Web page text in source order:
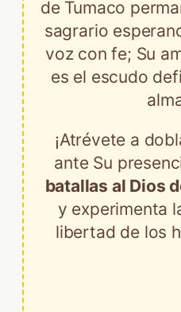
de Tumaco
sagrario
voz con fe; Su
es el escudo
¡Atrévete a
ante Su
batallas al Dios
y experimenta
libertad de los